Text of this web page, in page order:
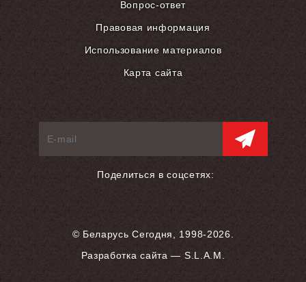
Вопрос-ответ
Правовая информация
Использование материалов
Карта сайта
© Беларусь Сегодня, 1998-2026.
Разработка сайта — S.L.A.M.
Поделиться в соцсетях: